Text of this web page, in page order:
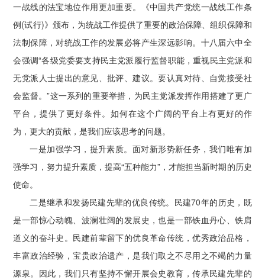
一战线的法宝地位作用更加重要。《中国共产党统一战线工作条
例(试行)》颁布，为统战工作提供了重要的政治保障、组织保障和
法制保障，对统战工作的发展必将产生深远影响。十八届六中全
会强调“各级党委要支持民主党派履行监督职能，重视民主党派和
无党派人士提出的意见、批评、建议。要认真对待、自觉接受社
会监督。”这一系列的重要举措，为民主党派发挥作用搭建了更广
平台，提供了更好条件。如何在这个广阔的平台上有更好的作
为，更大的贡献，是我们应该思考的问题。
一是加强学习，提升素质。面对新形势新任务，我们唯有加
强学习，努力提升素质，提高“五种能力”，才能担当新时期的历史
使命。
二是继承和发扬民建先辈的优良传统。民建70年的历史，既
是一部惊心动魄、波澜壮阔的发展史，也是一部铁血丹心、铁肩
道义的奋斗史。民建前辈留下的优良革命传统，优秀政治品格，
丰富政治经验，宝贵政治遗产，是我们取之不尽用之不竭的力量
源泉。因此，我们只有坚持不懈开展会史教育，传承民建先辈的